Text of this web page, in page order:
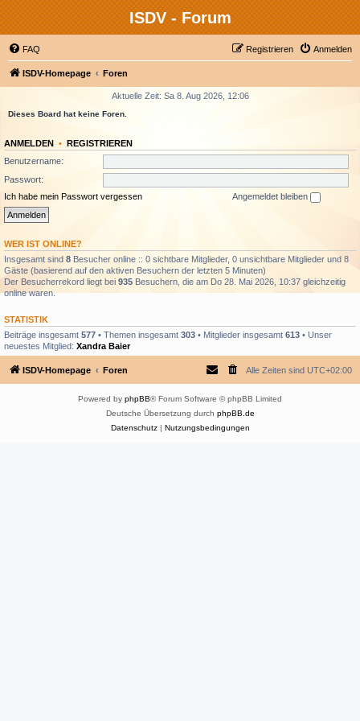
ISDV - Forum
FAQ Anmelden
Registrieren
ISDV-Homepage Foren
Aktuelle Zeit: Sa 8. Aug 2026, 12:06
Dieses Board hat keine Foren.
ANMELDEN • REGISTRIEREN
Benutzername:
Passwort:
Ich habe mein Passwort vergessen
Angemeldet bleiben
WER IST ONLINE?
Insgesamt sind 8 Besucher online :: 0 sichtbare Mitglieder, 0 unsichtbare Mitglieder und 8
Gäste (basierend auf den aktiven Besuchern der letzten 5 Minuten)
Der Besucherrekord liegt bei 935 Besuchern, die am Do 28. Mai 2026, 10:37 gleichzeitig
online waren.
STATISTIK
Beiträge insgesamt 577 • Themen insgesamt 303 • Mitglieder insgesamt 613 • Unser
neuestes Mitglied: Xandra Baier
ISDV-Homepage Foren Alle Zeiten sind UTC+02:00
Powered by phpBB® Forum Software © phpBB Limited
Deutsche Übersetzung durch phpBB.de
Datenschutz| Nutzungsbedingungen